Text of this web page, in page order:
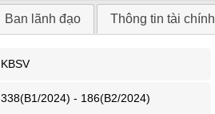
Ban lãnh đạo Thông tin tài chính
KBSV
338(B1/2024) - 186(B2/2024)